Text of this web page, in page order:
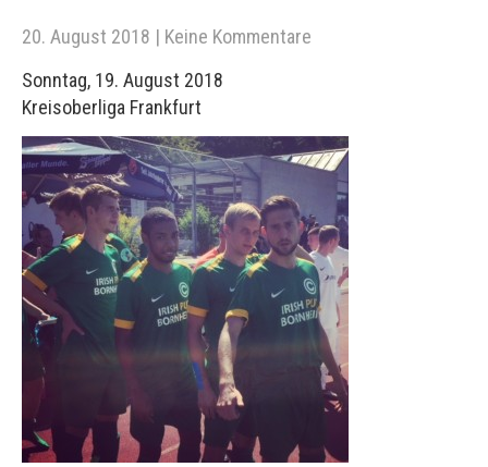
20. August 2018 | Keine Kommentare
Sonntag, 19. August 2018
Kreisoberliga Frankfurt